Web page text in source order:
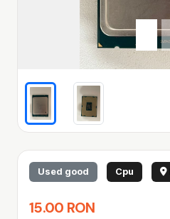
Used good Cpu
15.00 RON